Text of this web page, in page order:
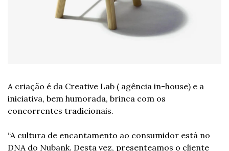
A criação é da Creative Lab ( agência in-house) e a
iniciativa, bem humorada, brinca com os
concorrentes tradicionais.
“A cultura de encantamento ao consumidor está no
DNA do Nubank. Desta vez, presenteamos o cliente